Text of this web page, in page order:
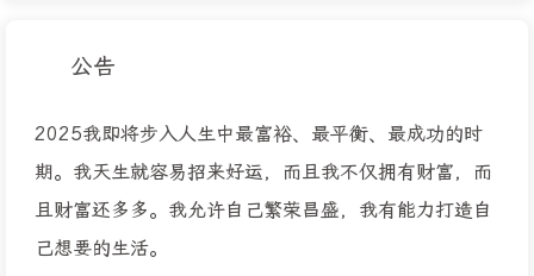
公告
2025我即将步入人生中最富裕、最平衡、最成功的时
期。我天生就容易招来好运，而且我不仅拥有财富，而
且财富还多多。我允许自己繁荣昌盛，我有能力打造自
己想要的生活。